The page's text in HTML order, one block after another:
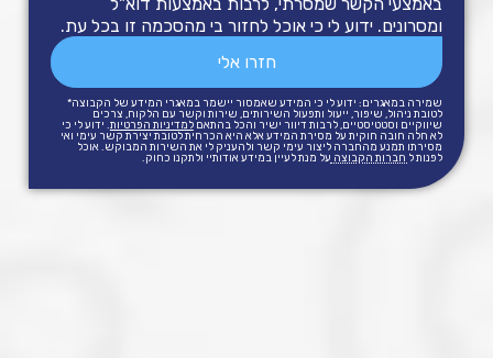
ומסרונים. ידוע לי כי אוכל לחזור בי מהסכמה זו בכל עת.
חזרו אלי
שמירה במאגרים: ידוע לי כי המידע שאמסור יישמר במאגרי המידע של הקבוצה*
לטובת ניהול, שיפור, ייעול ותפעול השירותים, שירות וקשר עם הלקוח, צרכים
שיווקיים וסטטיסטיים, לרבות דיוור ישיר והכל בהתאםלמדיניות הפרטיות. ידוע לי כי
לא חלה חובה חוקית על מסירת המידע אלא היא הכרחית לטובת יצירת קשר עימי ואי
מסירתו תמנע מהחברה ליצור עימי קשר ולהעניק לי את השירות המבוקש. אוכל
לפנות ל חברות הקבוצה על מנת לעיין במידע אודותיי ולתקנו כחוק.